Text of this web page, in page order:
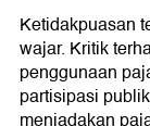
Ketidakpuasan
wajar. Kritik
penggunaan
partisipasi